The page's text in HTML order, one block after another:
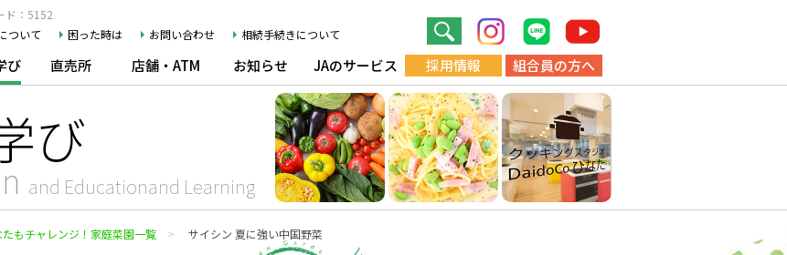
ド：5152
ついて
困った時は お問い合わせ 相続手続きについて
び 直売所 店舗・ATM お知らせ JAのサービス 採用情報 組合員の方へ
び
and Educationand Learning
たもチャレンジ！家庭菜園一覧 サイシン 夏に強い中国野菜